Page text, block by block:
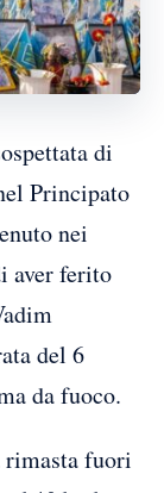
di
Principato
nei
aver ferito
del 6
da fuoco.
rimasta fuori